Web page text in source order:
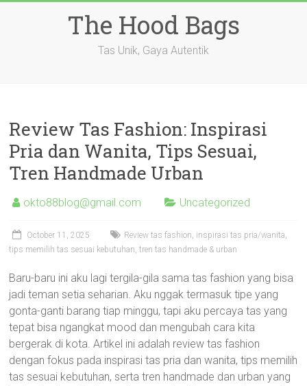
The Hood Bags
Tas Unik, Gaya Autentik
Review Tas Fashion: Inspirasi
Pria dan Wanita, Tips Sesuai,
Tren Handmade Urban
okto88blog@gmail.com Uncategorized
October 11, 2025
Review tas fashion, inspirasi tas pria/wanita,
tips memilih tas sesuai kebutuhan, tren tas handmade & urban
Baru-baru ini aku lagi tergila-gila sama tas fashion yang bisa
jadi teman setia seharian. Aku nggak termasuk tipe yang
gonta-ganti barang tiap minggu, tapi aku percaya tas yang
tepat bisa ngangkat mood dan mengubah cara kita
bergerak di kota. Artikel ini adalah review tas fashion
dengan fokus pada inspirasi tas pria dan wanita, tips memilih
tas sesuai kebutuhan, serta tren handmade dan urban yang